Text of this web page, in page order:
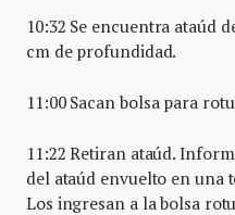
10:32 Se encuentra ataúd
cm de profundidad.
11:00 Sacan bolsa para
11:22 Retiran ataúd.
del ataúd envuelto en una
Los ingresan a la bolsa